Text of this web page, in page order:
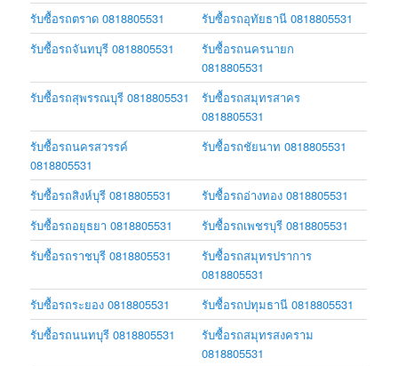
รับซื้อรถตราด 0818805531
รับซื้อรถอุทัยธานี 0818805531
รับซื้อรถจันทบุรี 0818805531
รับซื้อรถนครนายก
0818805531
รับซื้อรถสุพรรณบุรี 0818805531
รับซื้อรถสมุทรสาคร
0818805531
รับซื้อรถนครสวรรค์
0818805531
รับซื้อรถชัยนาท 0818805531
รับซื้อรถสิงห์บุรี 0818805531
รับซื้อรถอ่างทอง 0818805531
รับซื้อรถอยุธยา 0818805531
รับซื้อรถเพชรบุรี 0818805531
รับซื้อรถราชบุรี 0818805531
รับซื้อรถสมุทรปราการ
0818805531
รับซื้อรถระยอง 0818805531
รับซื้อรถปทุมธานี 0818805531
รับซื้อรถนนทบุรี 0818805531
รับซื้อรถสมุทรสงคราม
0818805531